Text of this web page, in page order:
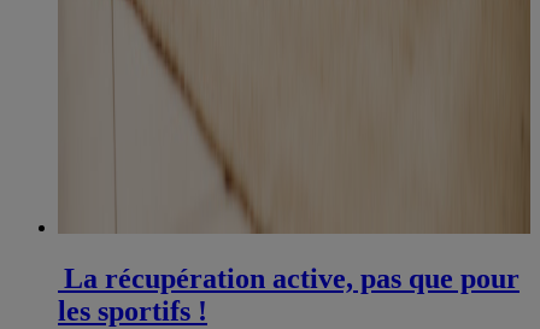
La récupération active, pas que pour
les sportifs !